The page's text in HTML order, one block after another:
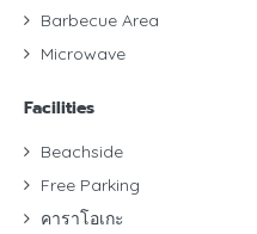
Barbecue Area
Microwave
Facilities
Beachside
Free Parking
คาราโอเกะ